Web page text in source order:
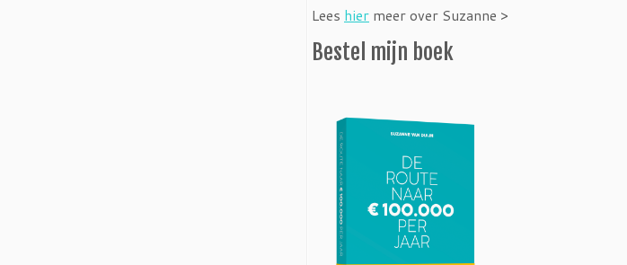
Lees hier meer over Suzanne >
Bestel mijn boek